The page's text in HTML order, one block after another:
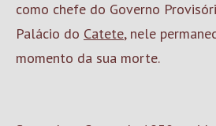
como chefe do Governo
Palácio do Catete, nele
momento da sua morte.